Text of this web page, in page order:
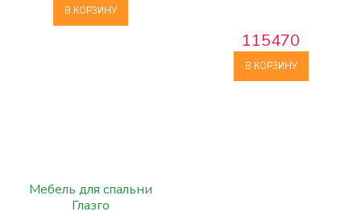
В КОРЗИНУ
115470
В КОРЗИНУ
Мебель для спальни
Глазго